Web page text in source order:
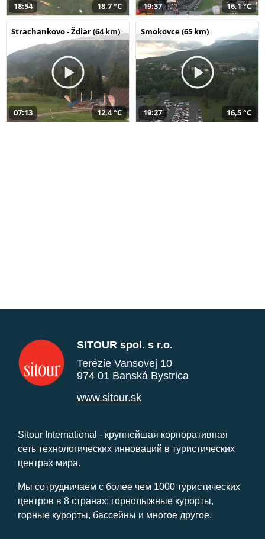
18:54 18,7 °C 19:37 16,1 °C
Strachankovo - Ždiar (64 km)
07:13 12,4 °C
Smokovce (65 km)
19:27 16,5 °C
SITOUR spol. s r.o.
Terézie Vansovej 10
974 01 Banská Bystrica
www.sitour.sk
Sitour International - крупнейшая корпоративная
сеть технологических инноваций в туристических
центрах мира.
Мы сотрудничаем с более чем 1000 туристических
центров в 8 странах: горнолыжные курорты,
горные курорты, бассейны и многое другое.